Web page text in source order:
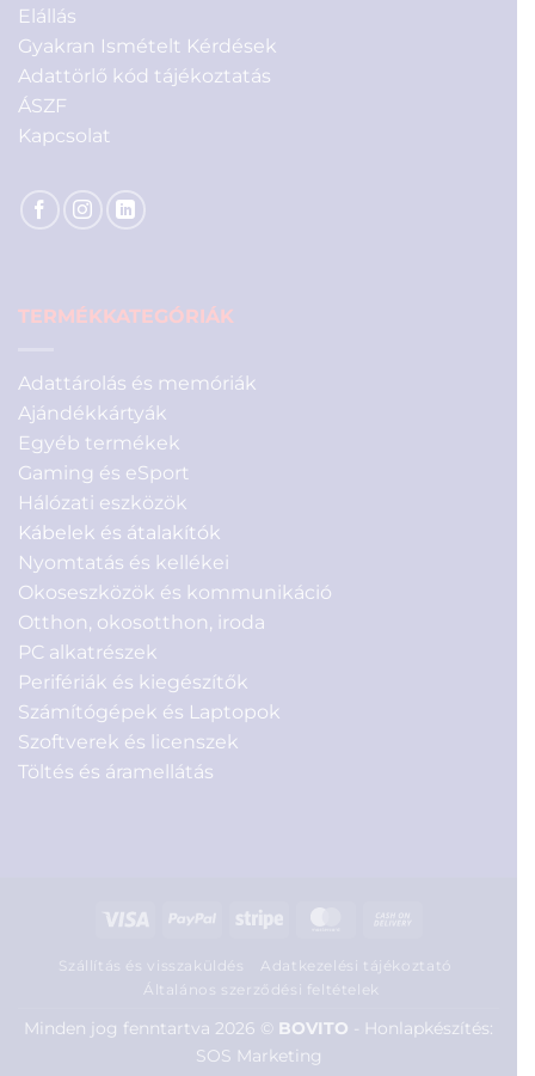
Elállás
Gyakran Ismételt Kérdések
Adattörlő kód tájékoztatás
ÁSZF
Kapcsolat
TERMÉKKATEGÓRIÁK
Adattárolás és memóriák
Ajándékkártyák
Egyéb termékek
Gaming és eSport
Hálózati eszközök
Kábelek és átalakítók
Nyomtatás és kellékei
Okoseszközök és kommunikáció
Otthon, okosotthon, iroda
PC alkatrészek
Perifériák és kiegészítők
Számítógépek és Laptopok
Szoftverek és licenszek
Töltés és áramellátás
Visa PayPal Stripe MasterCard
Delivery
Szállítás és visszaküldés
Adatkezelési tájékoztató
Általános szerződési feltételek
Minden jog fenntartva 2026 © BOVITO - Honlapkészítés:
SOS Marketing